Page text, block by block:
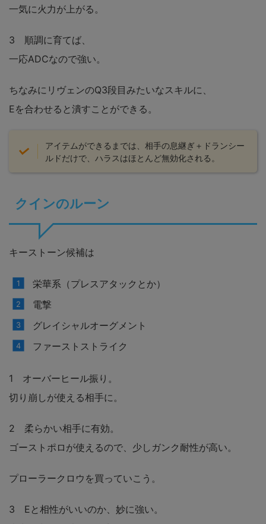
一気に火力が上がる。
3 順調に育てば、
一応ADCなので強い。
ちなみにリヴェンのQ3段目みたいなスキルに、
Eを合わせると潰すことができる。
アイテムができるまでは、相手の息継ぎ＋ドランシー
ルドだけで、ハラスはほとんど無効化される。
クインのルーン
キーストーン候補は
栄華系（プレスアタックとか）
電撃
グレイシャルオーグメント
ファーストストライク
1 オーバーヒール振り。
切り崩しが使える相手に。
2 柔らかい相手に有効。
ゴーストポロが使えるので、少しガンク耐性が高い。
プローラークロウを買っていこう。
3 Eと相性がいいのか、妙に強い。